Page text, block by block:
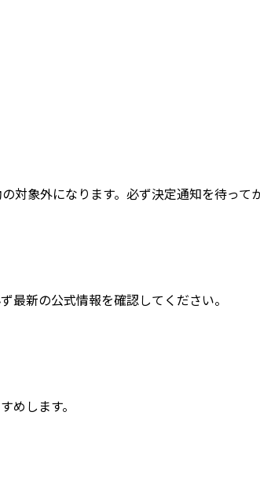
象外になります。必ず決定通知を待って
最新の公式情報を確認してください。
めします。